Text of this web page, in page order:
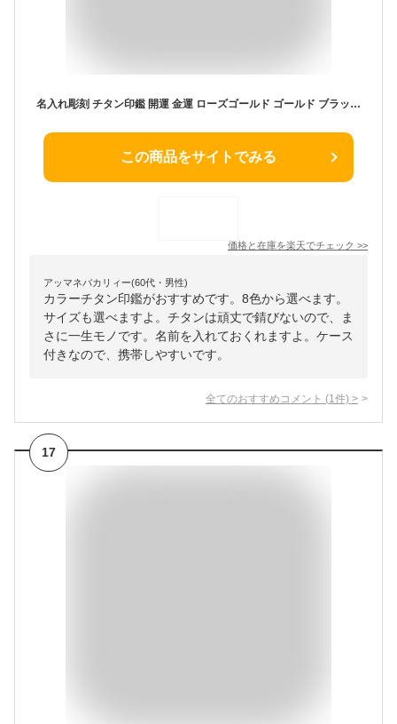
名入れ彫刻 チタン印鑑 開運 金運 ローズゴールド ゴールド ブラック シルバー ミラー ブラスト 8色選べる印鑑 プレゼント サイズが選べる 女性 実印 売れ筋 チタン印鑑 認印 銀行印 チタン はんこ 名前 判子【カラーチタン印鑑 名入れ・ケース付き】
この商品をサイトでみる
価格と在庫を楽天でチェック >>
アッマネバカリィー(60代・男性)
カラーチタン印鑑がおすすめです。8色から選べます。
サイズも選べますよ。チタンは頑丈で錆びないので、ま
さに一生モノです。名前を入れておくれますよ。ケース
付きなので、携帯しやすいです。
全てのおすすめコメント (1 件) >
17